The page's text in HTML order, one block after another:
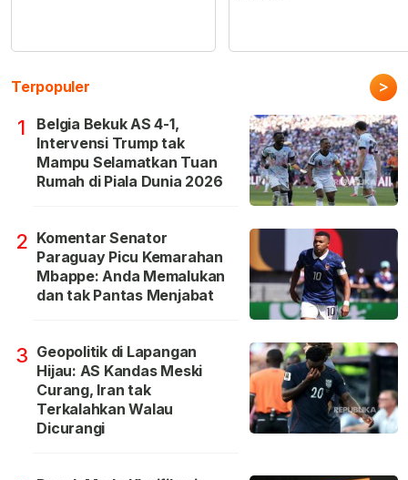
Terpopuler >
1
Belgia Bekuk AS 4-1,
Intervensi Trump tak
Mampu Selamatkan Tuan
Rumah di Piala Dunia 2026
2 Komentar Senator
Paraguay Picu Kemarahan
Mbappe: Anda Memalukan
dan tak Pantas Menjabat
3 Geopolitik di Lapangan
Hijau: AS Kandas Meski
Curang, Iran tak
Terkalahkan Walau
Dicurangi